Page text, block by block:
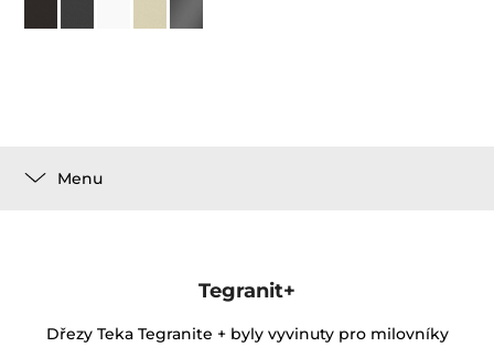
Menu
Tegranit+
Dřezy Teka Tegranite + byly vyvinuty pro milovníky